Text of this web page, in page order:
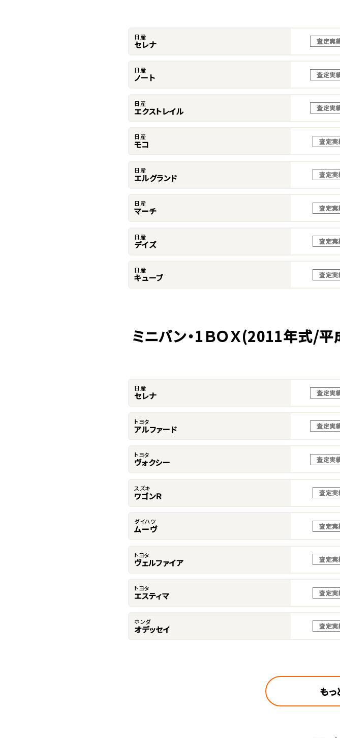
日産
セレナ 査定実
日産
ノート 査定実
日産
エクストレイル 査定実
日産
モコ 査定実
日産
エルグランド 査定実
日産
マーチ 査定実
日産
デイズ 査定実
日産
キューブ 査定実
ミニバン・1ＢＯＸ(2011年式/
日産
セレナ 査定実
トヨタ
アルファード 査定実
トヨタ
ヴォクシー 査定実
スズキ
ワゴンＲ 査定実
ダイハツ
ムーヴ 査定実
トヨタ
ヴェルファイア 査定実
トヨタ
エスティマ 査定実
ホンダ
オデッセイ 査定実
もっ